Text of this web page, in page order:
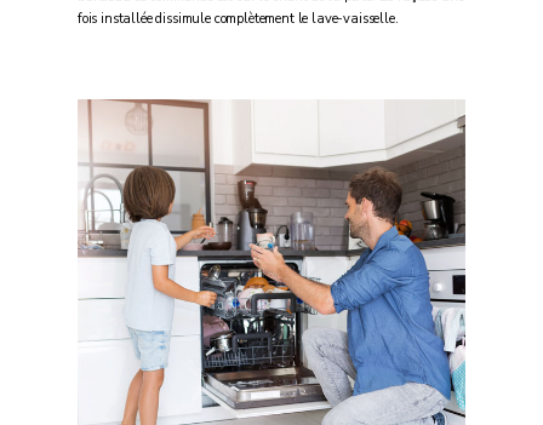
fois installée dissimule complètement le lave-vaisselle.